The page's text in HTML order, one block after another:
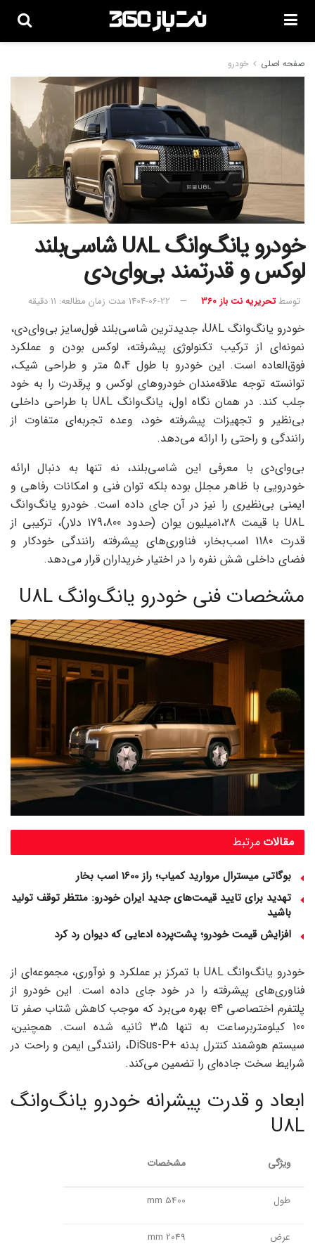
صفحه اصلی خودرو
خودرو یانگ‌وانگ U8L شاسی‌بلند
لوکس و قدرتمند بی‌وای‌دی
توسطتحریریه نت باز 360 1404-06-22 مدت زمان مطالعه: 11 دقیقه
خودرو یانگ‌وانگ U8L، جدیدترین شاسی‌بلند فول‌سایز بی‌وای‌دی،
نمونه‌ای از ترکیب تکنولوژی پیشرفته، لوکس بودن و عملکرد
فوق‌العاده است. این خودرو با طول 5،4 متر و طراحی شیک،
توانسته توجه علاقه‌مندان خودروهای لوکس و پرقدرت را به خود
جلب کند. در همان نگاه اول، یانگ‌وانگ U8L با طراحی داخلی
بی‌نظیر و تجهیزات پیشرفته خود، وعده تجربه‌ای متفاوت از
رانندگی و راحتی را ارائه می‌دهد.
بی‌وای‌دی با معرفی این شاسی‌بلند، نه تنها به دنبال ارائه
خودرویی با ظاهر مجلل بوده بلکه توان فنی و امکانات رفاهی و
ایمنی بی‌نظیری را نیز در آن جای داده است. خودرو یانگ‌وانگ
U8L با قیمت 1،28میلیون یوان (حدود 179،800 دلار)، ترکیبی از
قدرت 1180 اسب‌بخار، فناوری‌های پیشرفته رانندگی خودکار و
فضای داخلی شش نفره را در اختیار خریداران قرار می‌دهد.
مشخصات فنی خودرو یانگ‌وانگ U8L
مرتبط مقالات
بوگاتی میسترال مروارید کمیاب؛ راز 1600 اسب‌ بخار
تهدید برای تایید قیمت‌های جدید ایران خودرو: منتظر توقف تولید
باشید
افزایش قیمت خودرو؛ پشت‌پرده ادعایی که دیوان رد کرد
خودرو یانگ‌وانگ U8L با تمرکز بر عملکرد و نوآوری، مجموعه‌ای از
فناوری‌های پیشرفته را در خود جای داده است. این خودرو از
پلتفرم اختصاصی e4 بهره می‌برد که موجب کاهش شتاب صفر تا
100 کیلومتربرساعت به تنها 3،5 ثانیه شده است. همچنین،
سیستم هوشمند کنترل بدنه +DiSus-P، رانندگی ایمن و راحت در
شرایط سخت جاده‌ای را تضمین می‌کند.
ابعاد و قدرت پیشرانه خودرو یانگ‌وانگ
U8L
ویژگی مشخصات
طول 5400 mm
عرض 2049 mm